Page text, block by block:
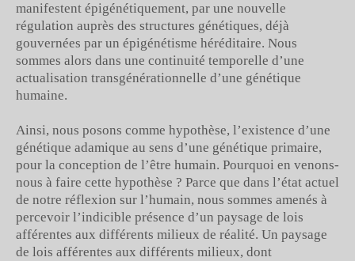
manifestent épigénétiquement, par une nouvelle
régulation auprès des structures génétiques, déjà
gouvernées par un épigénétisme héréditaire. Nous
sommes alors dans une continuité temporelle d’une
actualisation transgénérationnelle d’une génétique
humaine.
Ainsi, nous posons comme hypothèse, l’existence d’une
génétique adamique au sens d’une génétique primaire,
pour la conception de l’être humain. Pourquoi en venons-
nous à faire cette hypothèse ? Parce que dans l’état actuel
de notre réflexion sur l’humain, nous sommes amenés à
percevoir l’indicible présence d’un paysage de lois
afférentes aux différents milieux de réalité. Un paysage
de lois afférentes aux différents milieux, dont